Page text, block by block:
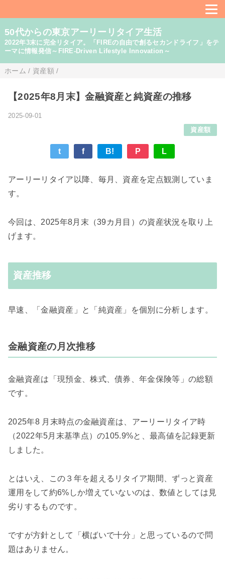
50代からの東京アーリーリタイア生活
2022年3末に完全リタイア。「FIREの自由で創るセカンドライフ」をテ
ーマに情報発信～FIRE-Driven Lifestyle Innovation～
ホーム / 資産額 /
【2025年8月末】金融資産と純資産の推移
2025-09-01
資産額
t f B! P L
アーリーリタイア以降、毎月、資産を定点観測していま
す。
今回は、2025年8月末（39カ月目）の資産状況を取り上
げます。
資産推移
早速、「金融資産」と「純資産」を個別に分析します。
金融資産の月次推移
金融資産は「現預金、株式、債券、年金保険等」の総額
です。
2025年8 月末時点の金融資産は、アーリーリタイア時
（2022年5月末基準点）の105.9%と、最高値を記録更新
しました。
とはいえ、この３年を超えるリタイア期間、ずっと資産
運用をして約6%しか増えていないのは、数値としては見
劣りするものです。
ですが方針として「横ばいで十分」と思っているので問
題はありません。